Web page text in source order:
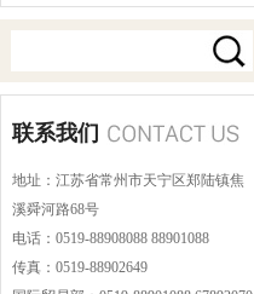
联系我们
地址：江苏省常州市天宁区郑陆镇焦
溪舜河路68号
电话：0519-88908088 88901088
传真：0519-88902649